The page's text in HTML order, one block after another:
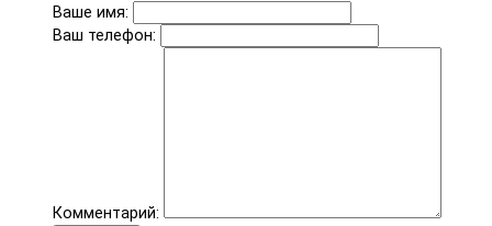
Ваше имя:
Ваш телефон:
Комментарий: